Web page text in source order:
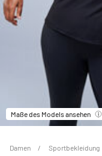
Maße des Models ansehen
Damen Sportbekleidung